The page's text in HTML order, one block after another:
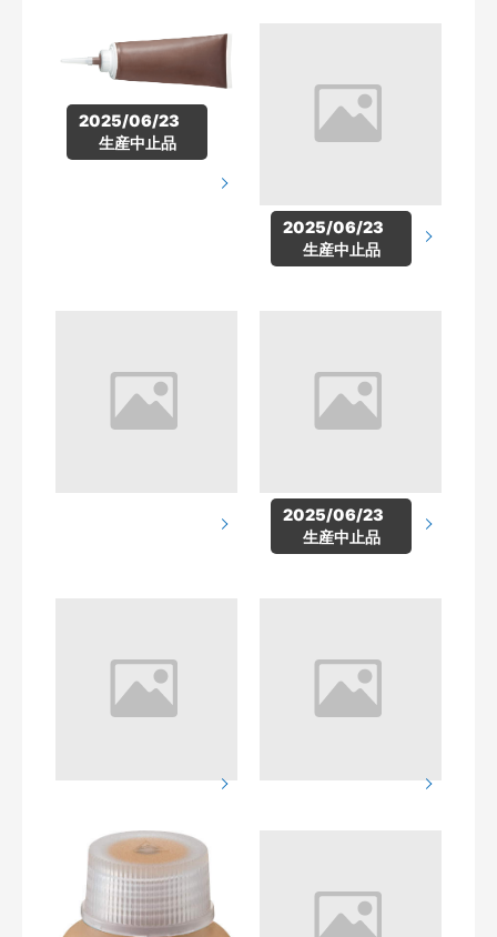
2025/06/23
生産中止品
2025/06/23
生産中止品
2025/06/23
生産中止品